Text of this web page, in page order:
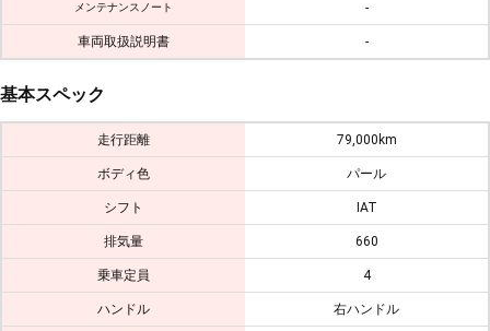
メンテナンスノート -
車両取扱説明書 -
基本スペック
走行距離 79,000km
ボディ色 パール
シフト IAT
排気量 660
乗車定員 4
ハンドル 右ハンドル